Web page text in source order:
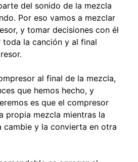
del sonido de la mezcla
Por eso vamos a mezclar
y tomar decisiones con él
toda la canción y al final
al final de la mezcla,
que hemos hecho, y
es que el compresor
propia mezcla mientras la
cambie y la convierta en otra